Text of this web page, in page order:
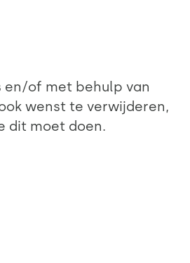
en/of met behulp van
wenst te verwijderen,
dit moet doen.